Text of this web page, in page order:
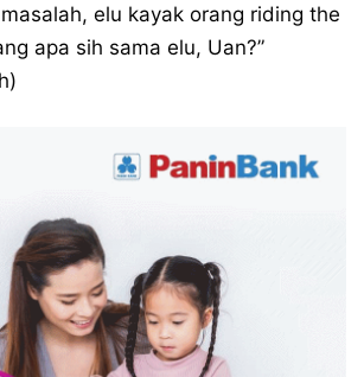
elu kayak orang riding the
apa sih sama elu, Uan?”